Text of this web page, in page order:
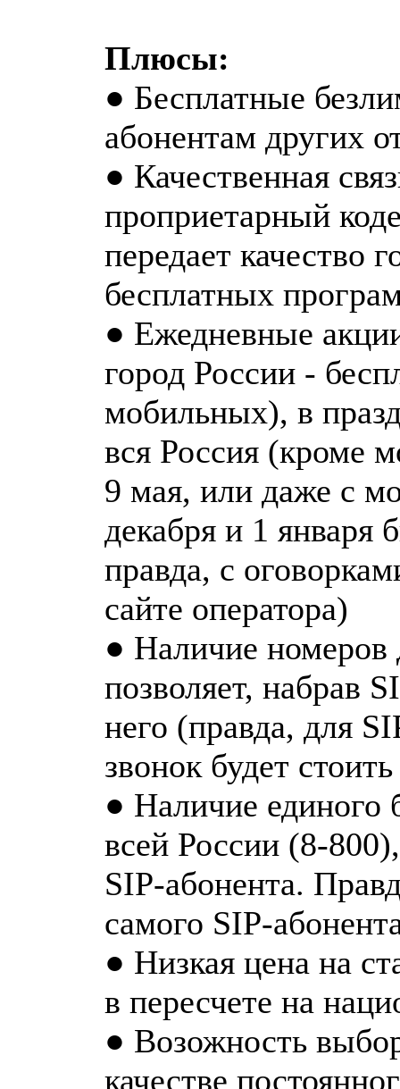
Плюсы:
● Бесплатные
абонентам других
● Качественная
проприетарный
передает качество
бесплатных
● Ежедневные
город России -
мобильных), в
вся Россия (кроме
9 мая, или даже с
декабря и 1 января
правда, с
сайте оператора)
● Наличие номеров
позволяет, набрав
него (правда, для
звонок будет
● Наличие единого
всей России (8-
SIP-абонента.
самого SIP-
● Низкая цена на
в пересчете на
● Возожность
качестве